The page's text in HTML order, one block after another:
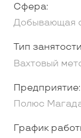
Сфера:
Добывающая
Тип
Вахтовый
Предприятие:
Полюс
График